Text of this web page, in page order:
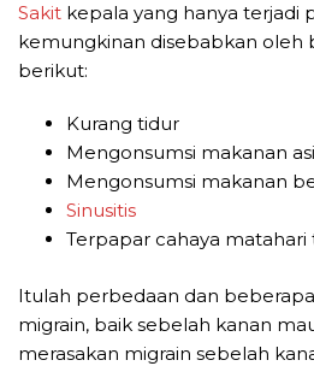
Sakit kepala yang hanya terjadi
kemungkinan disebabkan oleh
berikut:
Kurang tidur
Mengonsumsi makanan
Mengonsumsi makanan
Sinusitis
Terpapar cahaya matahari
Itulah perbedaan dan
migrain, baik sebelah kanan
merasakan migrain sebelah